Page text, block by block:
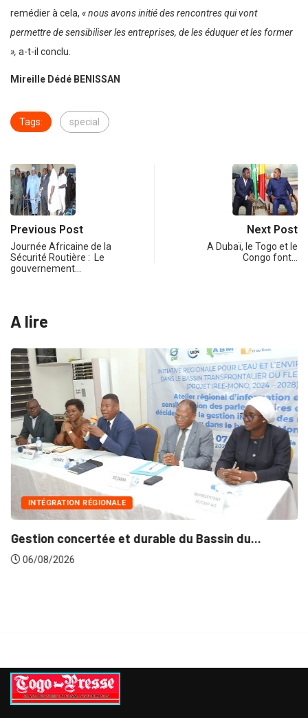
remédier à cela, « nous avons initié des rencontres qui vont
permettre de sensibiliser les entreprises, de les éduquer et les former
», a-t-il conclu
Mireille Dédé BENISSAN
Tags: special
Previous Post
Journée Africaine de la
Sécurité Routière : Le
gouvernement…
Next Post
A Dubaï, le Togo et le
Congo font…
A lire
INTÉGRATION RÉGIONALE
Gestion concertée et durable du Bassin du...
06/08/2026